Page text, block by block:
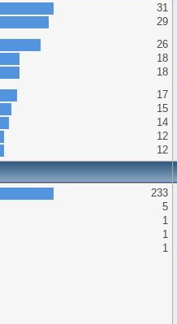
31
29
26
18
18
17
15
14
12
12
233
5
1
1
1